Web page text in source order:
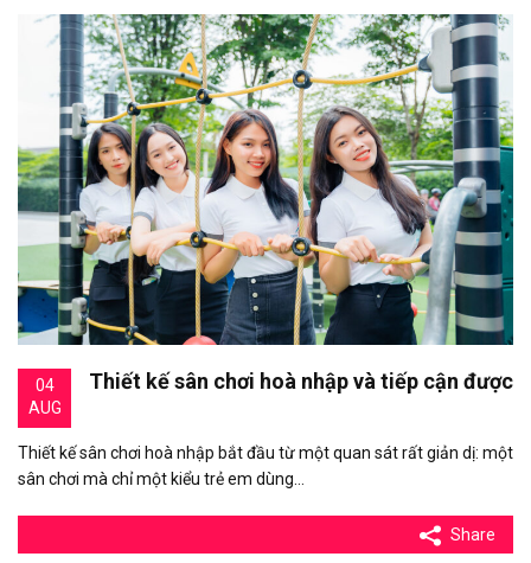
04
AUG
Thiết kế sân chơi hoà nhập và tiếp cận được
Thiết kế sân chơi hoà nhập bắt đầu từ một quan sát rất giản dị: một
sân chơi mà chỉ một kiểu trẻ em dùng…
Share